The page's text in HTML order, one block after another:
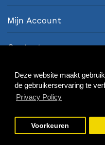
Deze website maakt
de gebruikerservaring te
Privacy Policy
Voorkeuren
Mijn Account
Contact
© 2018 Awa-Sports.nl